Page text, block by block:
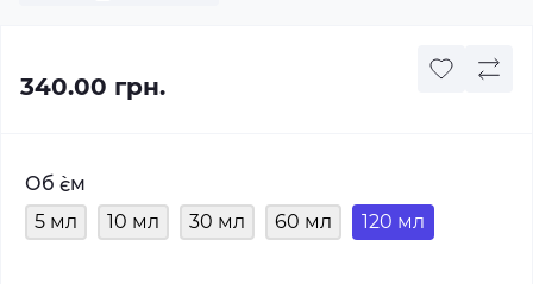
340.00 грн.
Об `єм
5 мл
10 мл 30 мл 60 мл 120 мл